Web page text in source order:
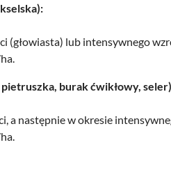
(głowiasta) lub intensywnego
burak ćwikłowy,
a następnie w okresie